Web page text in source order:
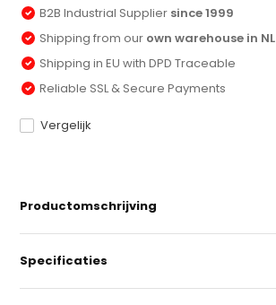
B2B Industrial Supplier since 1999
Shipping from our own warehouse in NL
Shipping in EU with DPD Traceable
Reliable SSL & Secure Payments
Vergelijk
Productomschrijving
Specificaties